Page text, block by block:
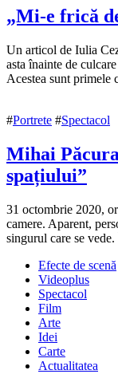
noiembrie
2020
„Mi-e frică
7
noiembrie
20207
Un articol de Iulia
asta înainte de
Acestea sunt
#Portrete #Spectacol
Mihai
spațiului”
7
noiembrie
20209
2020
31 octombrie 2020,
camere. Aparent,
singurul care se
Efecte de scenă
Videoplus
Spectacol
Film
Arte
Idei
Carte
Actualitatea